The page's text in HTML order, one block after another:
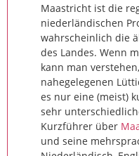
Maastricht ist die
niederländischen
wahrscheinlich die
des Landes. Wenn
kann man
nahegelegenen
es nur eine (meist)
sehr
Kurzführer über
und seine